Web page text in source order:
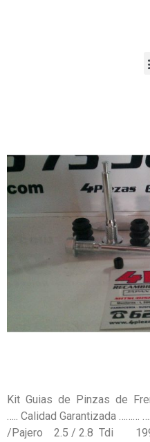
Kit Guias de Pinzas de
….. Calidad Garantizada ………
/Pajero 2.5 / 2.8 Tdi